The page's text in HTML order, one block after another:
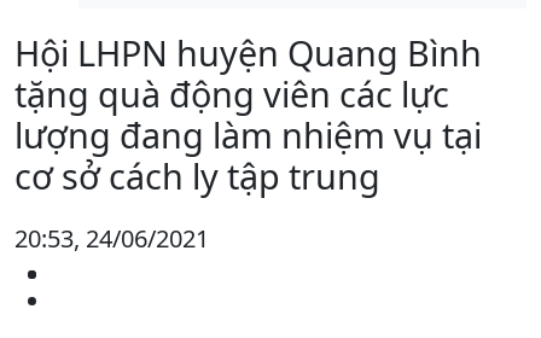
Hội LHPN huyện Quang Bình
tặng quà động viên các lực
lượng đang làm nhiệm vụ tại
cơ sở cách ly tập trung
20:53, 24/06/2021